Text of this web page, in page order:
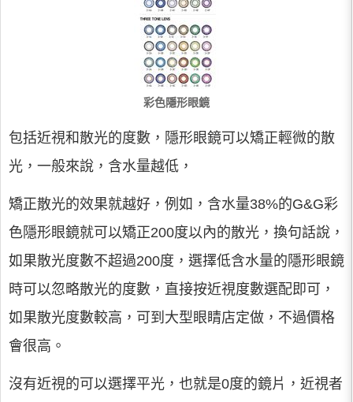
彩色隱形眼鏡
包括近視和散光的度數，隱形眼鏡可以矯正輕微的散
光，一般來說，含水量越低，
矯正散光的效果就越好，例如，含水量38%的G&G彩
色隱形眼鏡就可以矯正200度以內的散光，換句話說，
如果散光度數不超過200度，選擇低含水量的隱形眼鏡
時可以忽略散光的度數，直接按近視度數選配即可，
如果散光度數較高，可到大型眼睛店定做，不過價格
會很高。
沒有近視的可以選擇平光，也就是0度的鏡片，近視者